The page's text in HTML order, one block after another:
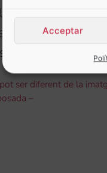
Acceptar
Pasqua amb
i Dolçor en
ser diferent de la
–